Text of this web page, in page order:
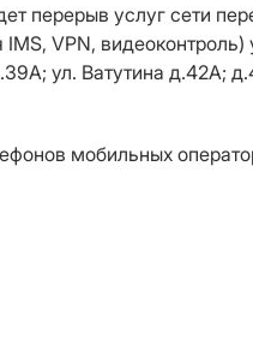
перерыв услуг сети
VPN,
ул. Ватутина д.42А;
мобильных